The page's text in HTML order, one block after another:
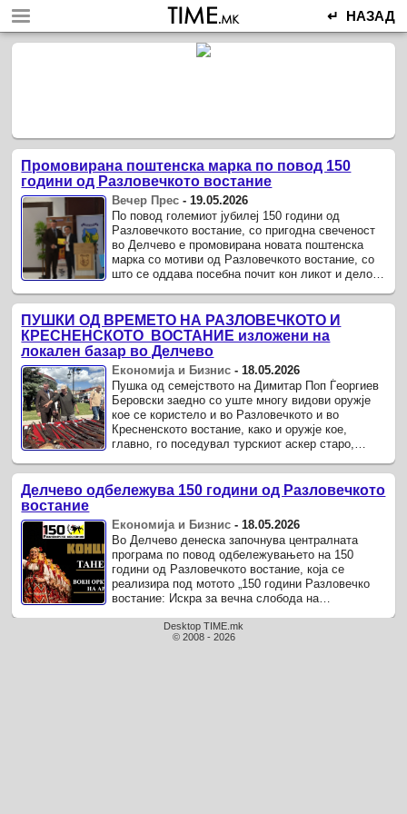
↵ НАЗАД
Промовирана поштенска марка по повод 150
години од Разловечкото востание
Вечер Прес - 19.05.2026
По повод големиот јубилеј 150 години од
Разловечкото востание, со пригодна свеченост
во Делчево е промовирана новата поштенска
марка со мотиви од Разловечкото востание, со
што се оддава посебна почит кон ликот и делото
ПУШКИ ОД ВРЕМЕТО НА РАЗЛОВЕЧКОТО И
КРЕСНЕНСКОТО ВОСТАНИЕ изложени на
локален базар во Делчево
Економија и Бизнис - 18.05.2026
Пушка од семејството на Димитар Поп Ѓеоргиев
Беровски заедно со уште многу видови оружје
кое се користело и во Разловечкото и во
Кресненското востание, како и оружје кое,
главно, го поседувал турскиот аскер старо,
Делчево одбележува 150 години од Разловечкото
востание
Економија и Бизнис -18.05.2026
Во Делчево денеска започнува централната
програма по повод одбележувањето на 150
години од Разловечкото востание, која се
реализира под мотото „150 години Разловечко
востание: Искра за вечна слобода на
Desktop TIME.mk
© 2008 - 2026